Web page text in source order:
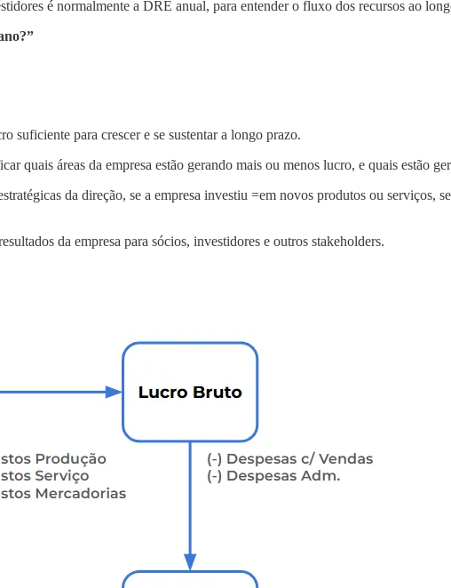
é normalmente a DRE anual, para entender o fluxo dos recursos ao
suficiente para crescer e se sustentar a longo prazo.
quais áreas da empresa estão gerando mais ou menos lucro, e quais estão
da direção, se a empresa investiu =em novos produtos ou serviços,
da empresa para sócios, investidores e outros stakeholders.